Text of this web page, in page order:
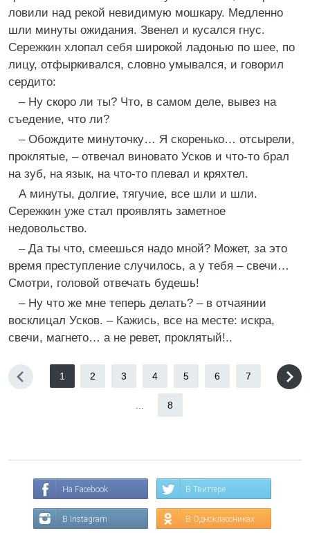
ловили над рекой невидимую мошкару. Медленно
шли минуты ожидания. Звенел и кусался гнус.
Сережкин хлопал себя широкой ладонью по шее, по
лицу, отфыркивался, словно умывался, и говорил
сердито:
– Ну скоро ли ты? Что, в самом деле, вывез на
съедение, что ли?
– Обождите минуточку… Я скоренько… отсырели,
проклятые, – отвечал виновато Усков и что-то брал
на зуб, на язык, на что-то плевал и кряхтел.
А минуты, долгие, тягучие, все шли и шли.
Сережкин уже стал проявлять заметное
недовольство.
– Да ты что, смеешься надо мной? Может, за это
время преступление случилось, а у тебя – свечи…
Смотри, головой отвечать будешь!
– Ну что же мне теперь делать? – в отчаянии
восклицал Усков. – Кажись, все на месте: искра,
свечи, магнето… а не ревет, проклятый!..
1 2 3 4 5 6 7
8
На Facebook В Твиттере
В Instagram В Одноклассниках